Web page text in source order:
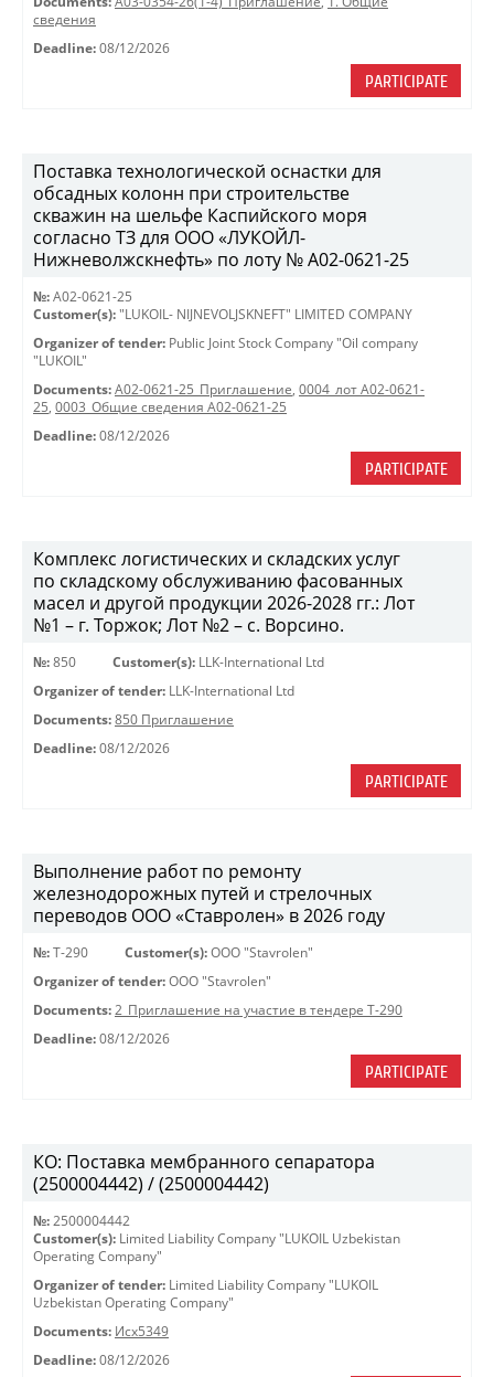
сведения
Deadline: 08/12/2026
PARTICIPATE
Поставка технологической оснастки для
обсадных колонн при строительстве
скважин на шельфе Каспийского моря
согласно ТЗ для ООО «ЛУКОЙЛ-
Нижневолжскнефть» по лоту № A02-0621-25
№: A02-0621-25
Customer(s): "LUKOIL- NIJNEVOLJSKNEFT" LIMITED COMPANY
Organizer of tender: Public Joint Stock Company "Oil company
"LUKOIL"
Documents: A02-0621-25_Приглашение, 0004_лот A02-0621-
25, 0003_Общие сведения A02-0621-25
Deadline: 08/12/2026
PARTICIPATE
Комплекс логистических и складских услуг
по складскому обслуживанию фасованных
масел и другой продукции 2026-2028 гг.: Лот
№1 – г. Торжок; Лот №2 – с. Ворсино.
№: 850 Customer(s): LLK-International Ltd
Organizer of tender: LLK-International Ltd
Documents: 850 Приглашение
Deadline: 08/12/2026
PARTICIPATE
Выполнение работ по ремонту
железнодорожных путей и стрелочных
переводов ООО «Ставролен» в 2026 году
№: Т-290 Customer(s): OOO "Stavrolen"
Organizer of tender: OOO "Stavrolen"
Documents: 2_Приглашение на участие в тендере Т-290
Deadline: 08/12/2026
PARTICIPATE
КО: Поставка мембранного сепаратора
(2500004442) / (2500004442)
№: 2500004442
Customer(s): Limited Liability Company "LUKOIL Uzbekistan
Operating Company"
Organizer of tender: Limited Liability Company "LUKOIL
Uzbekistan Operating Company"
Documents: Исх5349
Deadline: 08/12/2026